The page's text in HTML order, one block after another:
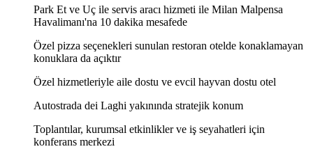
Park Et ve Uç ile servis aracı hizmeti ile Milan Malpensa
Havalimanı'na 10 dakika mesafede
Özel pizza seçenekleri sunulan restoran otelde konaklamayan
konuklara da açıktır
Özel hizmetleriyle aile dostu ve evcil hayvan dostu otel
Autostrada dei Laghi yakınında stratejik konum
Toplantılar, kurumsal etkinlikler ve iş seyahatleri için
konferans merkezi